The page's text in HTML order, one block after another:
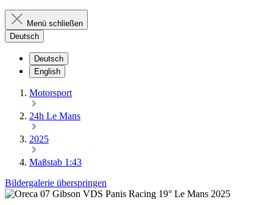
Menü schließen
Deutsch
Deutsch
English
Motorsport
24h Le Mans
2025
Maßstab 1:43
Bildergalerie überspringen